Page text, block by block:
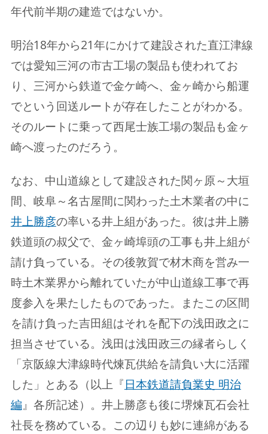
年代前半期の建造ではないか。
明治18年から21年にかけて建設された直江津線
では愛知三河の市古工場の製品も使われてお
り、三河から鉄道で金ケ崎へ、金ヶ崎から船運
でという回送ルートが存在したことがわかる。
そのルートに乗って西尾士族工場の製品も金ヶ
崎へ渡ったのだろう。
なお、中山道線として建設された関ヶ原～大垣
間、岐阜～名古屋間に関わった土木業者の中に
井上勝彦の率いる井上組があった。彼は井上勝
鉄道頭の叔父で、金ヶ崎埠頭の工事も井上組が
請け負っている。その後敦賀で材木商を営み一
時土木業界から離れていたが中山道線工事で再
度参入を果たしたものであった。またこの区間
を請け負った吉田組はそれを配下の浅田政之に
担当させている。浅田は浅田政三の縁者らしく
「京阪線大津線時代煉瓦供給を請負い大に活躍
した」とある（以上『日本鉄道請負業史 明治
編』各所記述）。井上勝彦も後に堺煉瓦石会社
社長を務めている。この辺りも妙に連綿がある